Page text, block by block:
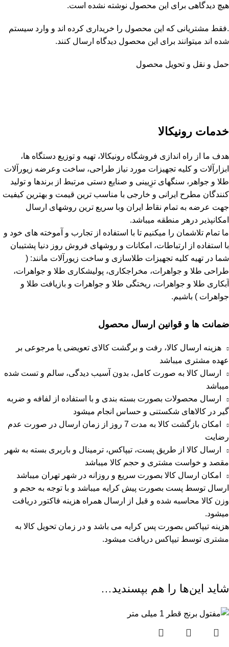
هیچ دیدگاهی برای این محصول نوشته نشده است.
.فقط مشتریانی که این محصول را خریداری کرده اند و وارد سیستم
شده اند میتوانند برای این محصول دیدگاه ارسال کنند.
حمل و نقل و تحویل محصول
خدمات رونیکالا
هدف ما از راه اندازی فروشگاه رونیکالا، تهیه و توزیع دستگاه ها،
ابزارآلات و کلیه تجهیزات مورد نیاز طراحی، ساخت وعرضه زیورآلات
طلا و جواهر، سنگهای تزِیینی و صنایع دستی مرتبط از برندها و تولید
کنندگان مطرح ایرانی و خارجی با مناسب ترین قیمت و بهترین کیفیت
جهت عرضه به تمام نقاط ایران وبا سریع ترین روشهای ارسال
امکانپذیر درهر منطقه میباشد.
ما تمام تلاشمان را میکنیم تا با استفاده از تجارب و آموخته های خود و
با استفاده از ارتباطات، امکانات و روشهای فروش روز دنیا پشتیبان
شما در تهیه کلیه تجهیزات طلاسازی و ساخت زیورآلات مانند: (
طراحی طلا و جواهرات، مخراجکاری، پولیشکاری طلا و جواهرات،
آبکاری طلا و جواهرات، ریختگی طلا و جواهرات و بازیافت طلا و
جواهرات ) باشیم.
ضمانت ها و قوانین ارسال محصول
هزینه ارسال کالا، رفت و برگشت کالای تعویضی یا مرجوعی بر
عهده مشتری میباشد
ارسال کالا به صورت کامل، بدون آسیب دیدگی، سالم و تست شده
میباشد
ارسال محصولات بصورت بسته بندی و با استفاده از لفافه و ضربه
گیر در کالاهای شکستنی و حساس انجام میشود
امکان بازگشت کالا به مدت 7 روز از زمان ارسال در صورت عدم
رضایت
ارسال کالا از طریق پست، تیپاکس، ترمینال و باربری بسته به شهر
مقصد و خواست مشتری و حجم کالا میباشد
امکان ارسال کالا بصورت سریع و روزانه در شهر تهران میباشد
ارسال توسط پست بصورت پیش کرایه میباشد و با توجه به حجم و
وزن کالا محاسبه شده و قبل از ارسال همراه هزینه فاکتور دریافت
میشود.
هزینه تیپاکس بصورت پس کرایه می باشد و در زمان تحویل کالا به
مشتری توسط تیپاکس دریافت میشود.
شاید این‌ها را هم بپسندید…